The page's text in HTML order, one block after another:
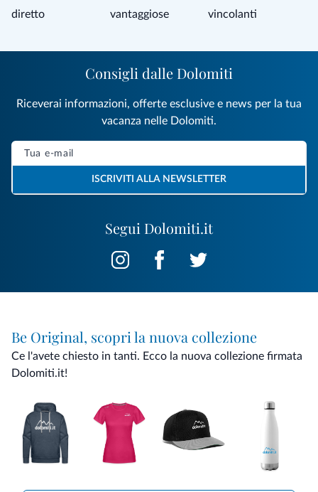
diretto
vantaggiose
vincolanti
Segui Dolomiti.it
Consigli dalle Dolomiti
Riceverai informazioni, offerte esclusive e news per la tua
vacanza nelle Dolomiti.
ISCRIVITI ALLA NEWSLETTER
Be Original, scopri la nuova collezione
Ce l'avete chiesto in tanti. Ecco la nuova collezione firmata
Dolomiti.it!